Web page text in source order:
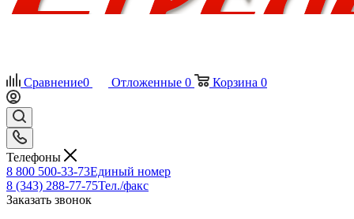
Сравнение0 Отложенные 0 Корзина 0
Телефоны
8 800 500-33-73Единый номер
8 (343) 288-77-75Тел./факс
Заказать звонок